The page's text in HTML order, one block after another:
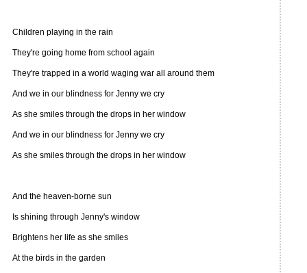
Children playing in the rain
They're going home from school again
They're trapped in a world waging war all around them
And we in our blindness for Jenny we cry
As she smiles through the drops in her window
And we in our blindness for Jenny we cry
As she smiles through the drops in her window
And the heaven-borne sun
Is shining through Jenny's window
Brightens her life as she smiles
At the birds in the garden